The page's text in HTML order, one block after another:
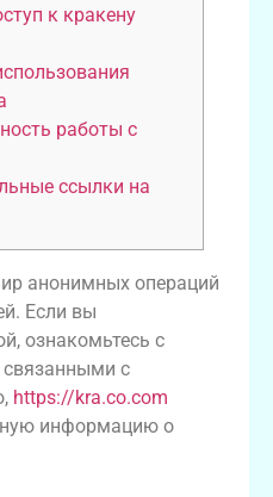
к кракену
работы с
ссылки на
анонимных операций
Если вы
ознакомьтесь с
с
https://kra.co.com
информацию о